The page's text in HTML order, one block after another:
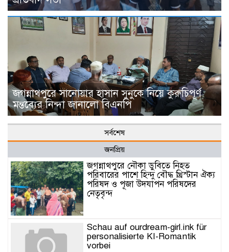
জগন্নাথপুরে সানোয়ার হাসান সুনুকে নিয়ে কুরুচিপূর্ণ
মন্তব্যের নিন্দা জানালো বিএনপি
সর্বশেষ
জনপ্রিয়
জগন্নাথপুরে নৌকা ডুবিতে নিহত
পরিবারের পাশে হিন্দু বৌদ্ধ খ্রিস্টান ঐক্য
পরিষদ ও পূজা উদযাপন পরিষদের
নেতৃবৃন্দ
Schau auf ourdream-girl.ink für
personalisierte KI-Romantik
vorbei